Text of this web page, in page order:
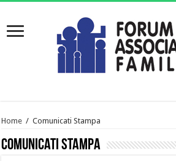
Home / Comunicati Stampa
Comunicati Stampa